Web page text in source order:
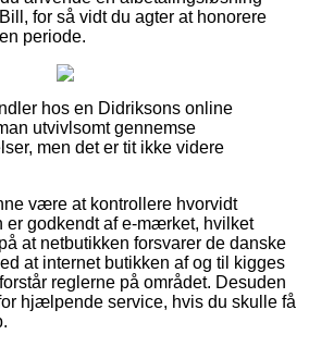
for så vidt du agter at honorere
periode.
hos en Didriksons online
utvivlsomt gennemse
men det er tit ikke videre
være at kontrollere hvorvidt
er godkendt af e-mærket, hvilket
at netbutikken forsvarer de danske
at internet butikken af og til kigges
reglerne på området. Desuden
hjælpende service, hvis du skulle få